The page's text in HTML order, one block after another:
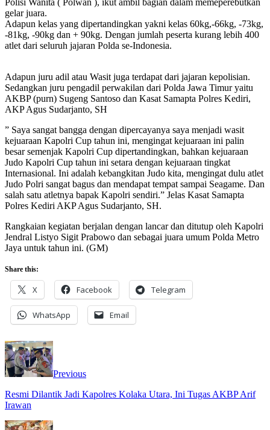
gelar juara.
Adapun kelas yang dipertandingkan yakni kelas 60kg,-66kg, -73kg,
-81kg, -90kg dan + 90kg. Dengan jumlah peserta kurang lebih 400
atlet dari seluruh jajaran Polda se-Indonesia.
Adapun juru adil atau Wasit juga terdapat dari jajaran kepolisian.
Sedangkan juru pengadil perwakilan dari Polda Jawa Timur yaitu
AKBP (purn) Sugeng Santoso dan Kasat Samapta Polres Kediri,
AKP Agus Sudarjanto, SH
” Saya sangat bangga dengan dipercayanya saya menjadi wasit
kejuaraan Kapolri Cup tahun ini, mengingat kejuaraan ini palin
besar semenjak Kapolri Cup dipertandingkan, bahkan kejuaraan
Judo Kapolri Cup tahun ini setara dengan kejuaraan tingkat
Internasional. Ini adalah kebangkitan Judo kita, mengingat dulu atlet
Judo Polri sangat bagus dan mendapat tempat sampai Seagame. Dan
salah satu atletnya bapak Kapolri sendiri.” Jelas Kasat Samapta
Polres Kediri AKP Agus Sudarjanto, SH.
Rangkaian kegiatan berjalan dengan lancar dan ditutup oleh Kapolri
Jendral Listyo Sigit Prabowo dan sebagai juara umum Polda Metro
Jaya untuk tahun ini. (GM)
Share this:
X Facebook Telegram
WhatsApp Email
Previous
Resmi Dilantik Jadi Kapolres Kolaka Utara, Ini Tugas AKBP Arif
Irawan